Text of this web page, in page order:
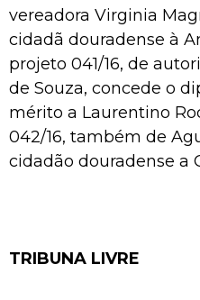
vereadora Virginia
cidadã douradense à
projeto 041/16, de
de Souza, concede o
mérito a Laurentino
042/16, também de
cidadão douradense a
TRIBUNA LIVRE